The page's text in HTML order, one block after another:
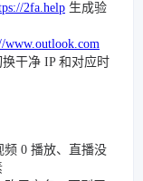
2fa.help 生成验
www.outlook.com
干净 IP 和对应时
0 播放、直播没